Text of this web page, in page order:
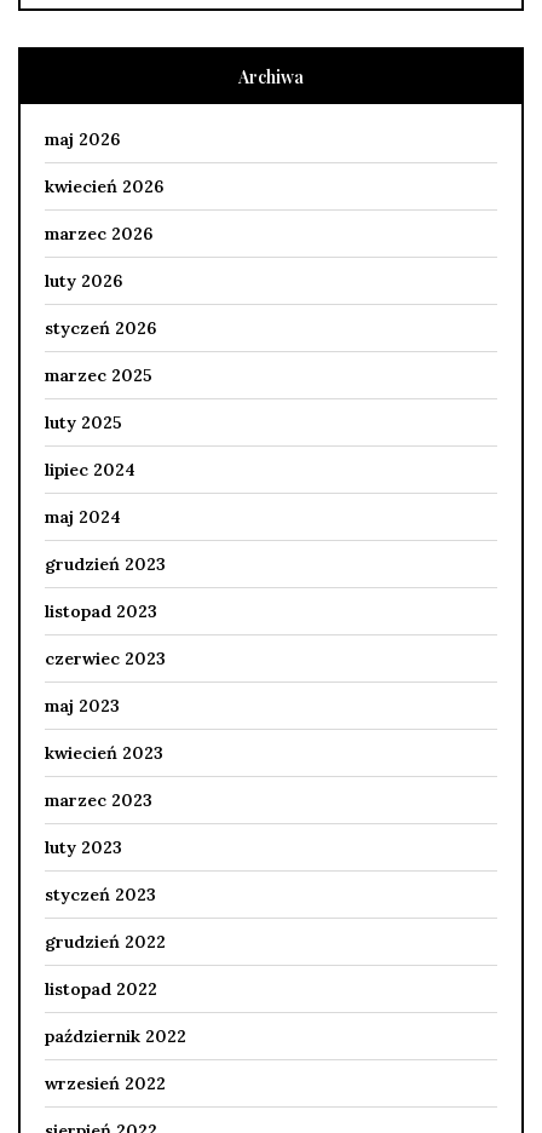
Archiwa
maj 2026
kwiecień 2026
marzec 2026
luty 2026
styczeń 2026
marzec 2025
luty 2025
lipiec 2024
maj 2024
grudzień 2023
listopad 2023
czerwiec 2023
maj 2023
kwiecień 2023
marzec 2023
luty 2023
styczeń 2023
grudzień 2022
listopad 2022
październik 2022
wrzesień 2022